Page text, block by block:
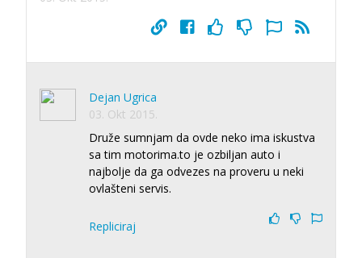
Dejan Ugrica
03. Okt 2015.
Druže sumnjam da ovde neko ima iskustva
sa tim motorima.to je ozbiljan auto i
najbolje da ga odvezes na proveru u neki
ovlašteni servis.
Repliciraj